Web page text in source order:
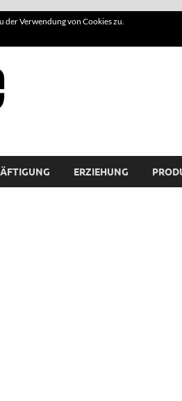
ERZIEHUNG
der Verwendung von Cookies zu.